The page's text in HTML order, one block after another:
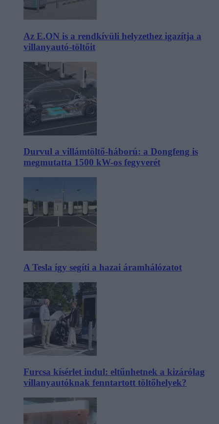
Az E.ON is a rendkívüli helyzethez igazítja a
villanyautó-töltőit
Durvul a villámtöltő-háború: a Dongfeng is
megmutatta 1500 kW-os fegyverét
A Tesla így segíti a hazai áramhálózatot
Furcsa kísérlet indul: eltűnhetnek a kizárólag
villanyautóknak fenntartott töltőhelyek?